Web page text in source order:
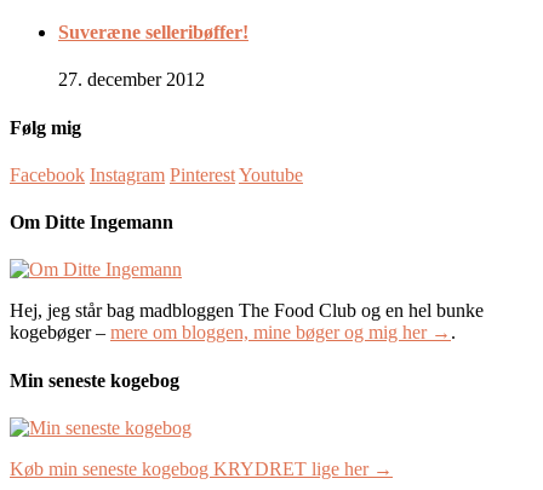
Suveræne selleribøffer!
27. december 2012
Følg mig
Facebook Instagram PinterestYoutube
Om Ditte Ingemann
Hej, jeg står bag madbloggen The Food Club og en hel bunke
kogebøger – mere om bloggen, mine bøger og mig her → .
Min seneste kogebog
Køb min seneste kogebog KRYDRET lige her →